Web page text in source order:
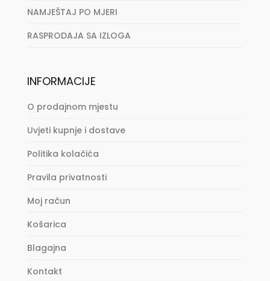
NAMJEŠTAJ PO MJERI
RASPRODAJA SA IZLOGA
INFORMACIJE
O prodajnom mjestu
Uvjeti kupnje i dostave
Politika kolačića
Pravila privatnosti
Moj račun
Košarica
Blagajna
Kontakt